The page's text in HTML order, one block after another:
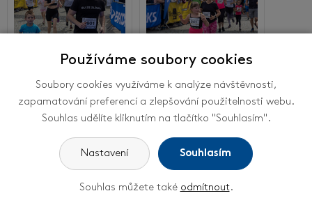
Používáme soubory cookies
Soubory cookies využíváme k analýze návštěvnosti,
zapamatování preferencí a zlepšování použitelnosti webu.
Souhlas udělíte kliknutím na tlačítko "Souhlasím".
Nastavení Souhlasím
Souhlas můžete také odmítnout.